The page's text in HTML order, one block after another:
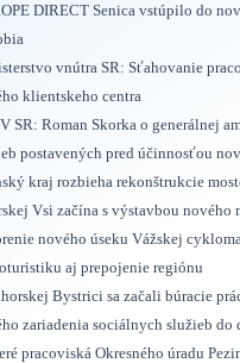
DIRECT Senica vstúpilo do
vnútra SR: Sťahovanie
klientskeho centra
SR: Roman Skorka o generálnej
postavených pred účinnosťou
kraj rozbieha rekonštrukcie
Vsi začína s výstavbou nového
nového úseku Vážskej
aj prepojenie regiónu
Bystrici sa začali búracie
zariadenia sociálnych služieb do
pracoviská Okresného úradu